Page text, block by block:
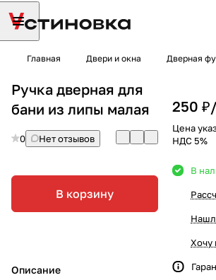
Главная Двери и окна Дверная
Ручка дверная для
бани из липы малая
0 Нет отзывов
В корзину
Описание
250 ₽/
Цена
НДС 5%
В
Хочу